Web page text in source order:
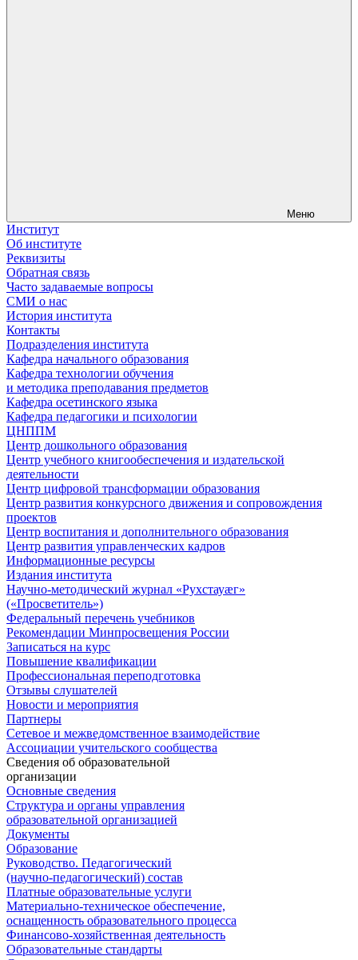
Меню
Институт
Об институте
Реквизиты
Обратная связь
Часто задаваемые вопросы
СМИ о нас
История института
Контакты
Подразделения института
Кафедра начального образования
Кафедра технологии обучения
и методика преподавания предметов
Кафедра осетинского языка
Кафедра педагогики и психологии
ЦНППМ
Центр дошкольного образования
Центр учебного книгообеспечения и издательской
деятельности
Центр цифровой трансформации образования
Центр развития конкурсного движения и сопровождения
проектов
Центр воспитания и дополнительного образования
Центр развития управленческих кадров
Информационные ресурсы
Издания института
Научно-методический журнал «Рухстауæг»
(«Просветитель»)
Федеральный перечень учебников
Рекомендации Минпросвещения России
Записаться на курс
Повышение квалификации
Профессиональная переподготовка
Отзывы слушателей
Новости и мероприятия
Партнеры
Сетевое и межведомственное взаимодействие
Ассоциации учительского сообщества
Сведения об образовательной
организации
Основные сведения
Структура и органы управления
образовательной организацией
Документы
Образование
Руководство. Педагогический
(научно-педагогический) состав
Платные образовательные услуги
Материально-техническое обеспечение,
оснащенность образовательного процесса
Финансово-хозяйственная деятельность
Образовательные стандарты